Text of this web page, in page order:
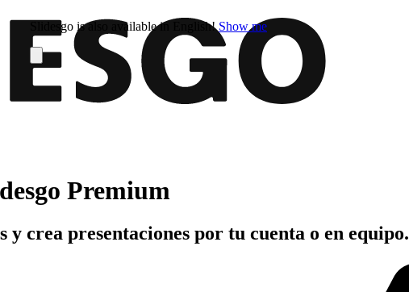
Slidesgo is also available in English! Show me
Premium
crea presentaciones por tu cuenta o en equipo.